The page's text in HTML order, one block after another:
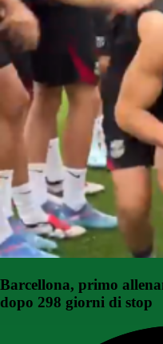
Barcellona, primo
dopo 298 giorni di stop